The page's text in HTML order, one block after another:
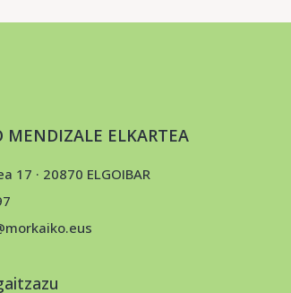
MENDIZALE ELKARTEA
17 · 20870 ELGOIBAR